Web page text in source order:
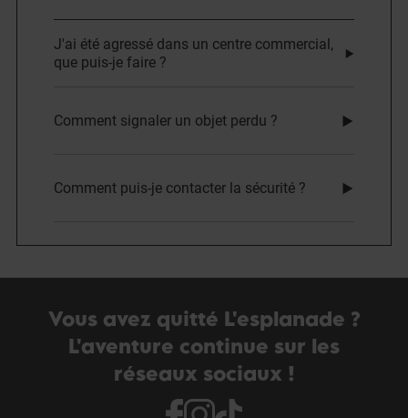
J'ai été agressé dans un centre commercial,
que puis-je faire ?
Comment signaler un objet perdu ?
Comment puis-je contacter la sécurité ?
Vous avez quitté L'esplanade ?
L'aventure continue sur les
réseaux sociaux !